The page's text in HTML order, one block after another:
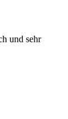
und sehr